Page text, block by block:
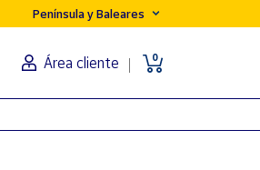
Península y Baleares
Área cliente 0